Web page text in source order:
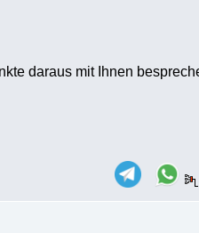
daraus mit Ihnen